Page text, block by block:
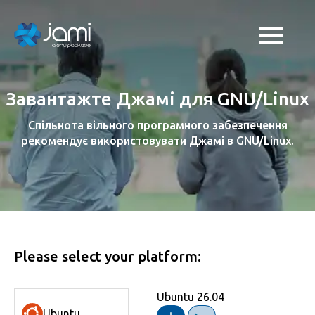
Завантажте Джамі для GNU/Linux
Спільнота вільного програмного забезпечення
рекомендує використовувати Джамі в GNU/Linux.
Please select your platform:
Ubuntu 26.04
Fedora 44
Linux Mint 22
Debian 13 (64-bit)
RHEL 9
AlmaLinux 10
Trisquel 12.0
openSUSE Leap 16.0
Zorin OS 18